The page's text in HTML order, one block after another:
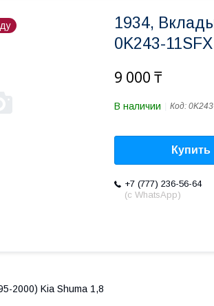
1934,
0K243-11SFX
9 000 ₸
В наличии Код:
Купить
+7 (777) 236-56-64
(с WhatsApp)
2000) Kia Shuma 1,8